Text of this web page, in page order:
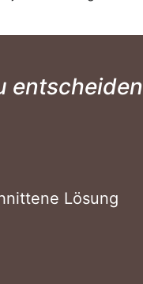
entscheiden
Lösung